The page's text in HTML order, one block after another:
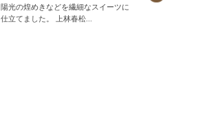
陽光の煌めきなどを繊細なスイーツに
仕立てました。 上林春松...